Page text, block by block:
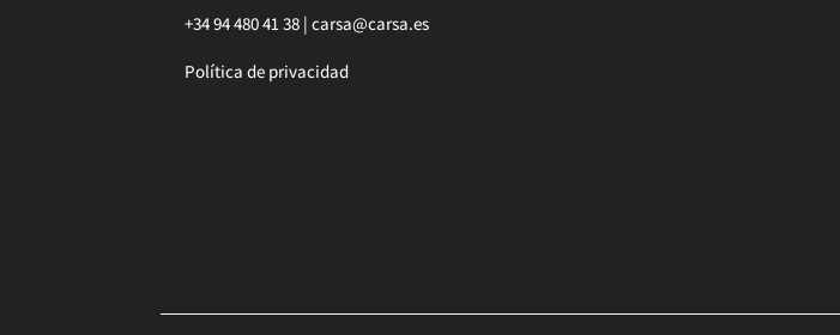
+34 94 480 41 38 |carsa@carsa.es
Política de privacidad